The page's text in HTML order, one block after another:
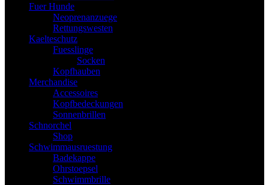
Fuer Hunde
Neoprenanzuege
Rettungswesten
Kaelteschutz
Fuesslinge
Socken
Kopfhauben
Merchandise
Accessoires
Kopfbedeckungen
Sonnenbrillen
Schnorchel
Shop
Schwimmausruestung
Badekappe
Ohrstoepsel
Schwimmbrille